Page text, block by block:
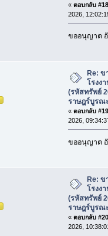
« ตอบกลับ
2026,
ขออนุญาต
Re:
โรงง
(รหัสทรัพย์
ราษฎร์บูรณ
« ตอบกลับ
2026,
ขออนุญาต
Re:
โรงง
(รหัสทรัพย์
ราษฎร์บูรณ
« ตอบกลับ
2026,